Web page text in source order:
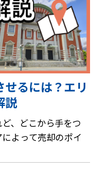
るには？エリ
説
、どこから手をつ
よって売却のポイ